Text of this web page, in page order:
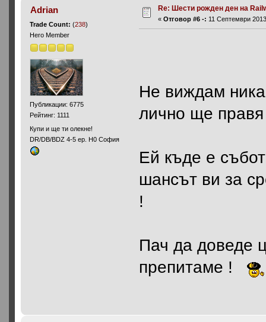
Adrian
Trade Count:(238)
Hero Member
Публикации: 6775
Рейтинг: 1111
Купи и ще ти олекне!
DR/DB/BDZ 4-5 ep. H0 София
Re: Шести рожден ден на
«Отговор #6 -: 11 Септември
Не виждам
лично ще
Ей къде е
шансът ви за
!
Пач да доведе
препитаме !